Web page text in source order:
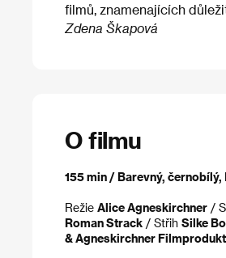
filmů, znamenajících
Zdena Škapová
O filmu
155 min / Barevný, černobílý,
Režie Alice Agneskirchner /
Roman Strack / Střih Silke
& Agneskirchner